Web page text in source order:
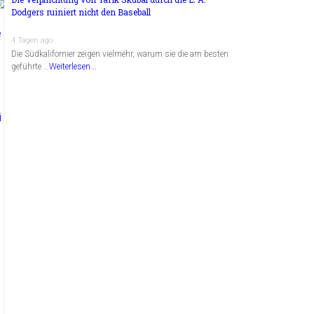
Dodgers ruiniert nicht den Baseball
4 Tagen ago
Die Südkalifornier zeigen vielmehr, warum sie die am besten
geführte …Weiterlesen...